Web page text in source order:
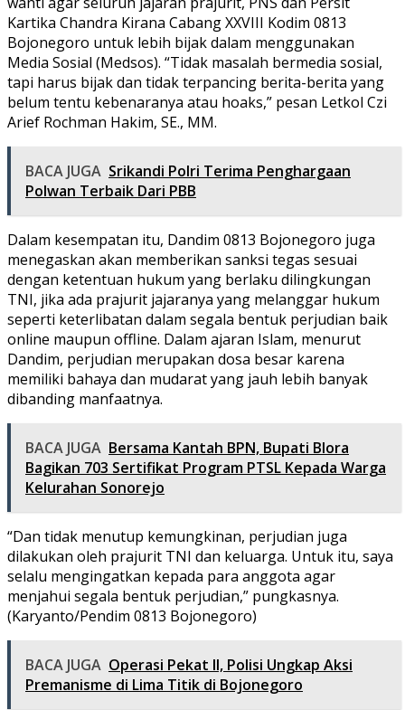
Kartika Chandra Kirana Cabang XXVIII Kodim 0813
Bojonegoro untuk lebih bijak dalam menggunakan
Media Sosial (Medsos). “Tidak masalah bermedia sosial,
tapi harus bijak dan tidak terpancing berita-berita yang
belum tentu kebenaranya atau hoaks,” pesan Letkol Czi
Arief Rochman Hakim, SE., MM.
BACA JUGA Srikandi Polri Terima Penghargaan
Polwan Terbaik Dari PBB
Dalam kesempatan itu, Dandim 0813 Bojonegoro juga
menegaskan akan memberikan sanksi tegas sesuai
dengan ketentuan hukum yang berlaku dilingkungan
TNI, jika ada prajurit jajaranya yang melanggar hukum
seperti keterlibatan dalam segala bentuk perjudian baik
online maupun offline. Dalam ajaran Islam, menurut
Dandim, perjudian merupakan dosa besar karena
memiliki bahaya dan mudarat yang jauh lebih banyak
dibanding manfaatnya.
BACA JUGA Bersama Kantah BPN, Bupati Blora
Bagikan 703 Sertifikat Program PTSL Kepada Warga
Kelurahan Sonorejo
“Dan tidak menutup kemungkinan, perjudian juga
dilakukan oleh prajurit TNI dan keluarga. Untuk itu, saya
selalu mengingatkan kepada para anggota agar
menjahui segala bentuk perjudian,” pungkasnya.
(Karyanto/Pendim 0813 Bojonegoro)
BACA JUGA Operasi Pekat II, Polisi Ungkap Aksi
Premanisme di Lima Titik di Bojonegoro